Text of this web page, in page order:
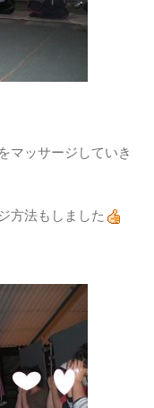
マッサージしていき
方法もしました